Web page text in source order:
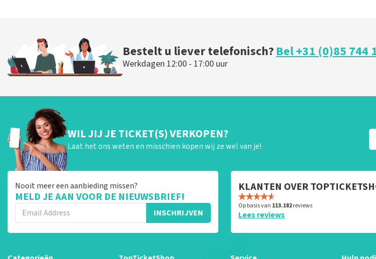
Bestelt u liever telefonisch?Bel +31 (0)85 744
Werkdagen 12:00 - 17:00 uur
WIL JIJ JE TICKET(S) VERKOPEN?
Laat het ons weten en misschien kopen wij ze wel van je!
Nooit meer een aanbieding missen?
MELD JE AAN VOOR DE NIEUWSBRIEF!
INSCHRIJVEN
KLANTEN OVER
Op basis van 113.182reviews
Lees reviews